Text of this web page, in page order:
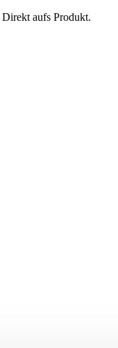
aufs Produkt.